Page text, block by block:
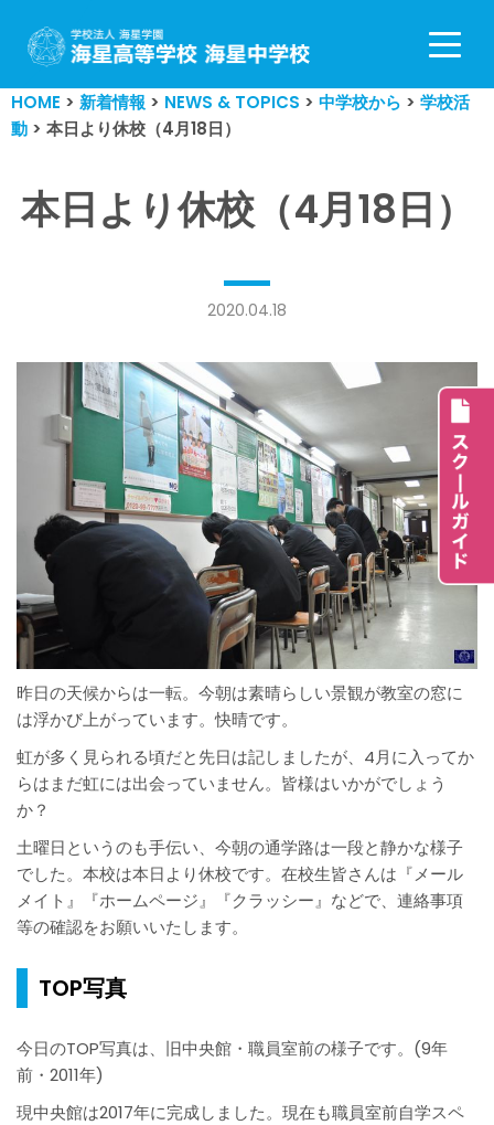
コ
ン
テ
ン
へ
ス
HOME > 新着情報 > NEWS & TOPICS > 中学校から > 学校活
動 > 本日より休校（4月18日）
本日より休校（4月18日）
2020.04.18
昨日の天候からは一転。今朝は素晴らしい景観が教室の窓に
は浮かび上がっています。快晴です。
虹が多く見られる頃だと先日は記しましたが、4月に入ってか
らはまだ虹には出会っていません。皆様はいかがでしょう
か？
土曜日というのも手伝い、今朝の通学路は一段と静かな様子
でした。本校は本日より休校です。在校生皆さんは『メール
メイト』『ホームページ』『クラッシー』などで、連絡事項
等の確認をお願いいたします。
TOP写真
今日のTOP写真は、旧中央館・職員室前の様子です。(9年
前・2011年)
現中央館は2017年に完成しました。現在も職員室前自学スペ